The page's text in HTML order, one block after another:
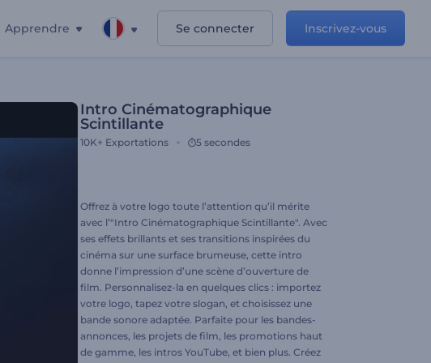
Apprendre Se connecter Inscrivez-vous
Intro Cinématographique
Scintillante
10K+ Exportations 5 secondes
Offrez à votre logo toute l’attention qu’il mérite
avec l’"Intro Cinématographique Scintillante". Avec
ses effets brillants et ses transitions inspirées du
cinéma sur une surface brumeuse, cette intro
donne l’impression d’une scène d’ouverture de
film. Personnalisez-la en quelques clics : importez
votre logo, tapez votre slogan, et choisissez une
bande sonore adaptée. Parfaite pour les bandes-
annonces, les projets de film, les promotions haut
de gamme, les intros YouTube, et bien plus. Créez